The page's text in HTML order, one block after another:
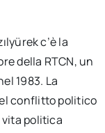
c’è la
della RTCN, un
1983. La
conflitto politico
politica